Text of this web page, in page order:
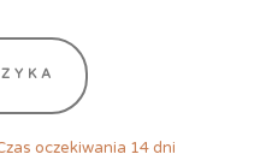
oczekiwania 14 dni